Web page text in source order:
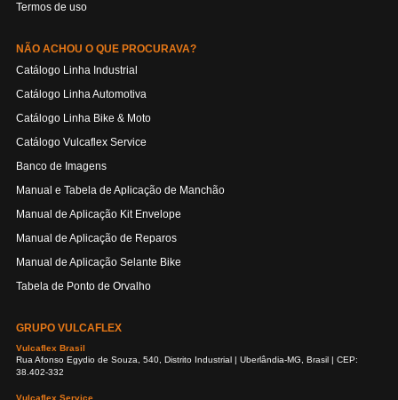
Termos de uso
NÃO ACHOU O QUE PROCURAVA?
Catálogo Linha Industrial
Catálogo Linha Automotiva
Catálogo Linha Bike & Moto
Catálogo Vulcaflex Service
Banco de Imagens
Manual e Tabela de Aplicação de Manchão
Manual de Aplicação Kit Envelope
Manual de Aplicação de Reparos
Manual de Aplicação Selante Bike
Tabela de Ponto de Orvalho
GRUPO VULCAFLEX
Vulcaflex Brasil
Rua Afonso Egydio de Souza, 540, Distrito Industrial | Uberlândia-MG, Brasil | CEP:
38.402-332
Vulcaflex Service